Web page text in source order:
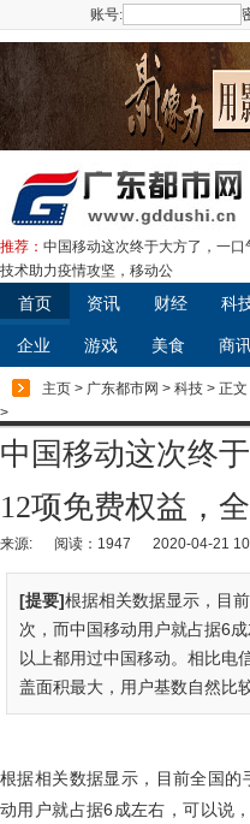
账号:
推荐： 中国移动这次终于大方了，一口
技术助力疫情攻坚，移动公
首页 资讯 财经 科
企业 游戏 美食 商
主页 > 广东都市网 > 科技 > 正文
>
中国移动这次终
12项免费权益，
来源: 阅读：1947 2020-04-21
[提要]根据相关数据显示，目
次，而中国移动用户就占据6
以上都用过中国移动。相比电
盖面积最大，用户基数自然比较
根据相关数据显示，目前全国
动用户就占据6成左右，可以说